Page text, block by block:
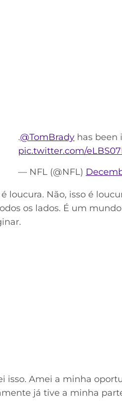
.@TomBrady has been
pic.twitter.com/
— NFL (@NFL)
é loucura. Não, isso é
os lados. É um
isso. Amei a minha
já tive a minha